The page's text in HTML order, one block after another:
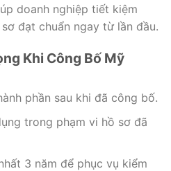
doanh nghiệp tiết kiệm
đạt chuẩn ngay từ lần đầu.
Khi Công Bố Mỹ
phần sau khi đã công bố.
trong phạm vi hồ sơ đã
3 năm để phục vụ kiểm